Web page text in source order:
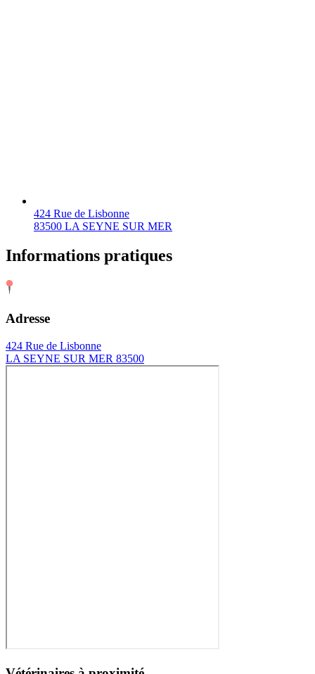
424 Rue de Lisbonne
83500 LA SEYNE SUR MER
Informations pratiques
Adresse
424 Rue de Lisbonne
LA SEYNE SUR MER 83500